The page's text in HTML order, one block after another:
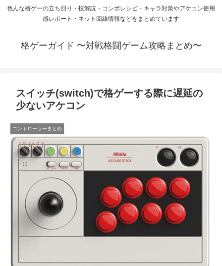
色んな格ゲーの立ち回り・技解説・コンボレシピ・キャラ対策やアケコン使用
感レポート・ネット回線情報などをまとめています
格ゲーガイド 〜対戦格闘ゲーム攻略まとめ〜
スイッチ(switch)で格ゲーする際に遅延の
少ないアケコン
コントローラーまとめ